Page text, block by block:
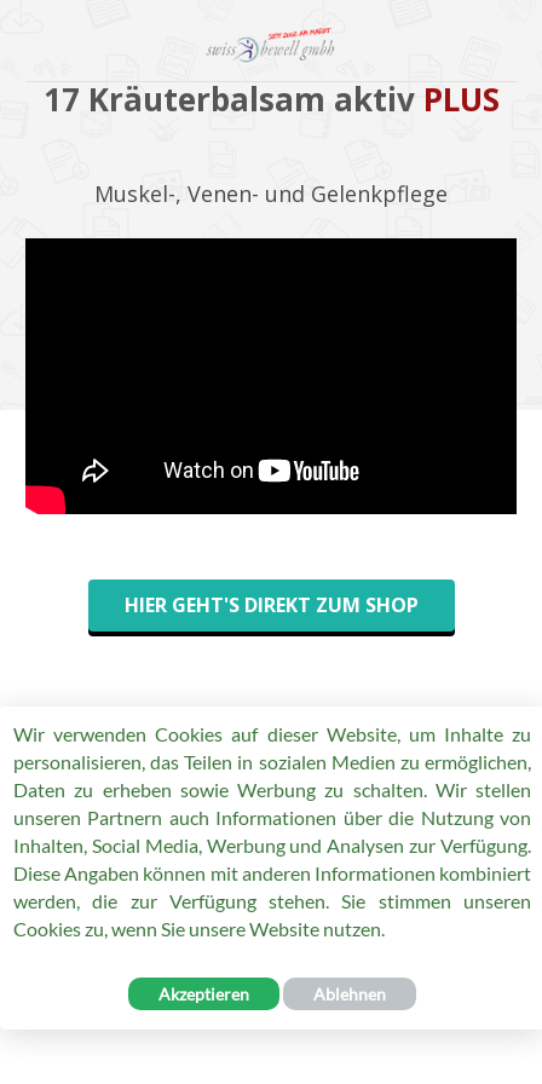
17 Kräuterbalsam aktiv PLUS
Muskel-, Venen- und Gelenkpflege
HIER GEHT'S DIREKT ZUM SHOP
IMPRESSUM
Copyright 2019 by SWISSBEWELL GmbH
Wir verwenden Cookies auf dieser Website, um Inhalte zu
personalisieren, das Teilen in sozialen Medien zu ermöglichen,
Daten zu erheben sowie Werbung zu schalten. Wir stellen
unseren Partnern auch Informationen über die Nutzung von
Inhalten, Social Media, Werbung und Analysen zur Verfügung.
Diese Angaben können mit anderen Informationen kombiniert
werden, die zur Verfügung stehen. Sie stimmen unseren
Cookies zu, wenn Sie unsere Website nutzen.
Akzeptieren Ablehnen